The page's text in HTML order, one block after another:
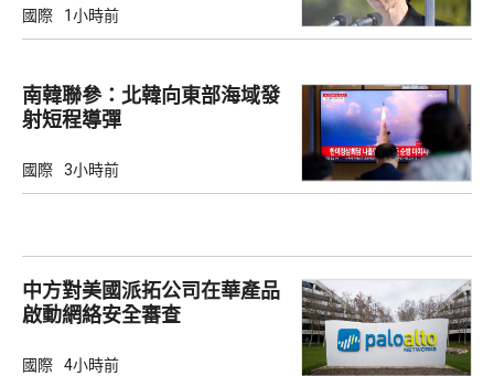
國際 1小時前
南韓聯參：北韓向東部海域發
射短程導彈
國際 3小時前
中方對美國派拓公司在華產品
啟動網絡安全審查
國際 4小時前